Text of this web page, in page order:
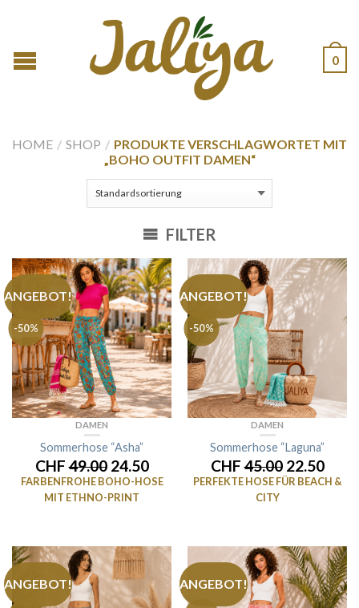
0
HOME / SHOP / PRODUKTE VERSCHLAGWORTET MIT
„BOHO OUTFIT DAMEN“
FILTER
-50%
ANGEBOT!
DAMEN
Sommerhose “Asha”
CHF49.0024.50
FARBENFROHE BOHO-HOSE
MIT ETHNO-PRINT
-50%
ANGEBOT!
DAMEN
Sommerhose “Laguna”
CHF45.0022.50
PERFEKTE HOSE FÜR BEACH &
CITY
ANGEBOT! ANGEBOT!